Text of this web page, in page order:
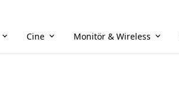
Cine Monitör & Wireless